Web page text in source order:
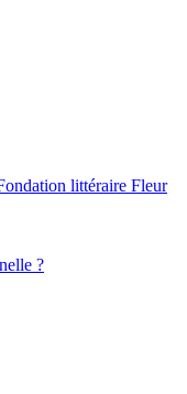
littéraire Fleur
?